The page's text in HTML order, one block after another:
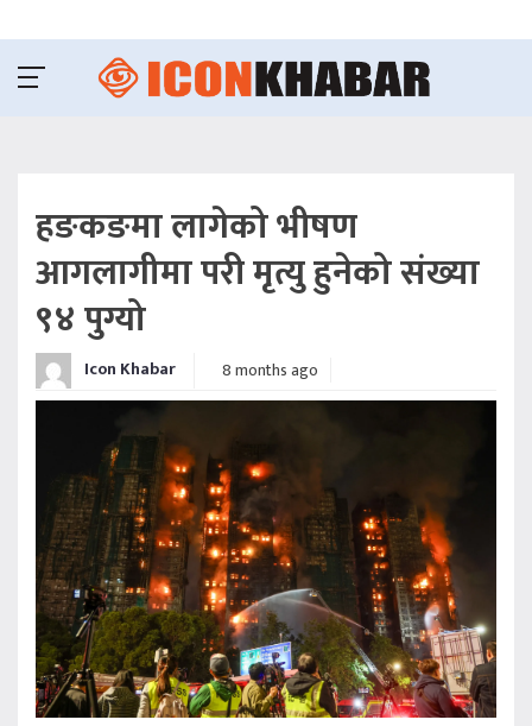
हङकङमा लागेको भीषण
आगलागीमा परी मृत्यु हुनेको संख्या
९४ पुग्यो
Icon Khabar 8 months ago